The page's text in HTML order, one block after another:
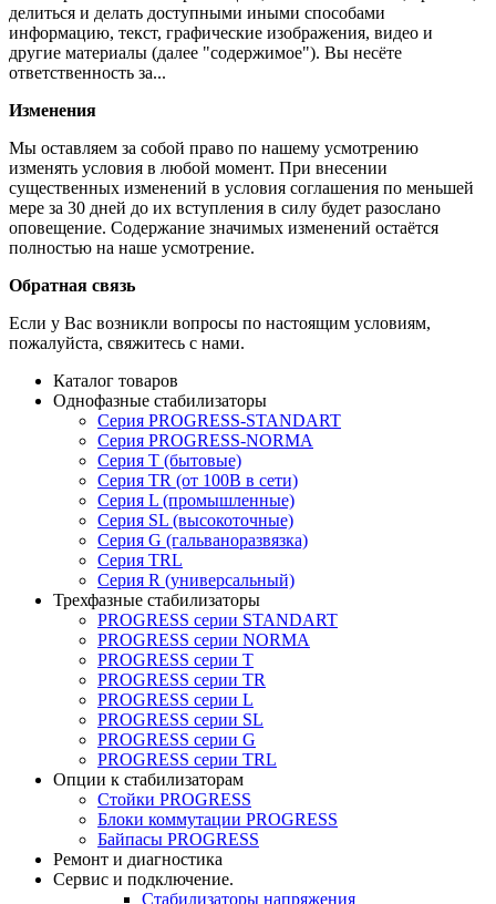
делиться и делать доступными иными способами
информацию, текст, графические изображения, видео и
другие материалы (далее "содержимое"). Вы несёте
ответственность за...
Изменения
Мы оставляем за собой право по нашему усмотрению
изменять условия в любой момент. При внесении
существенных изменений в условия соглашения по меньшей
мере за 30 дней до их вступления в силу будет разослано
оповещение. Содержание значимых изменений остаётся
полностью на наше усмотрение.
Обратная связь
Если у Вас возникли вопросы по настоящим условиям,
пожалуйста, свяжитесь с нами.
Каталог товаров
Однофазные стабилизаторы
Серия PROGRESS-STANDART
Серия PROGRESS-NORMA
Серия T (бытовые)
Серия TR (от 100В в сети)
Серия L (промышленные)
Серия SL (высокоточные)
Серия G (гальваноразвязка)
Серия TRL
Серия R (универсальный)
Трехфазные стабилизаторы
PROGRESS cерии STANDART
PROGRESS cерии NORMA
PROGRESS серии Т
PROGRESS серии ТR
PROGRESS серии L
PROGRESS серии SL
PROGRESS серии G
PROGRESS серии TRL
Опции к стабилизаторам
Стойки PROGRESS
Блоки коммутации PROGRESS
Байпасы PROGRESS
Ремонт и диагностика
Сервис и подключение.
Стабилизаторы напряжения